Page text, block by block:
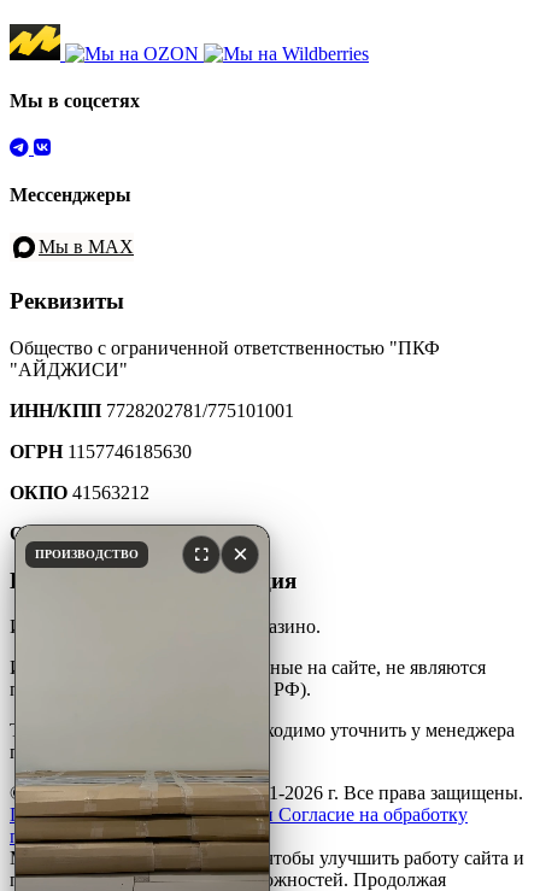
Мы в соцсетях
Мессенджеры
Мы в MAX
Реквизиты
Общество с ограниченной ответственностью "ПКФ
"АЙДЖИСИ"
ИНН/КПП 7728202781/775101001
ОГРН1157746185630
ОКПО 41563212
ОКТМО
45907000000
Юридическая информация
Интернет-каталог мебели для казино.
Информация и цены, размещенные на сайте, не являются
публичной офертой (ст. 427 ГК РФ).
Точную стоимость товара необходимо уточнить у менеджера
по телефону.
© ООО «ПКФ»АйДжиСи» 2001-2026 г. Все права защищены.
Политика конфиденциальности Согласие на обработку
персональных данных
Мы используем файлы
cookie , чтобы улучшить работу сайта и
предоставить вам больше возможностей. Продолжая
ПРОИЗВОДСТВО ×